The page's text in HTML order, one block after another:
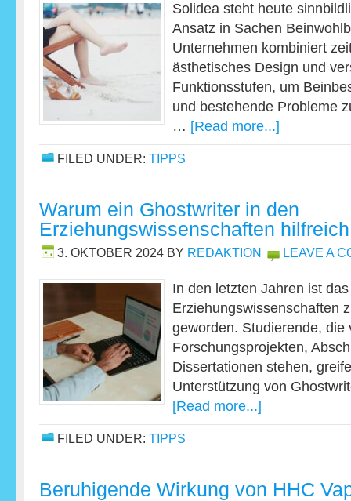
Solidea steht heute
Ansatz in Sachen
Unternehmen kombiniert
ästhetisches Design und
Funktionsstufen, um
und bestehende Probleme
… [Read more...]
FILED UNDER: TIPPS
Warum ein Ghostwriter in den
Erziehungswissenschaften
3. OKTOBER 2024 BY REDAKTION LEAVE A
In den letzten Jahren ist
Erziehungswissenschaften
geworden. Studierende, die
Forschungsprojekten,
Dissertationen stehen,
Unterstützung von
[Read more...]
FILED UNDER: TIPPS
Beruhigende Wirkung von HHC